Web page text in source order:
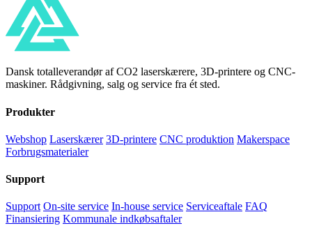
Dansk totalleverandør af CO2 laserskærere, 3D-printere og CNC-
maskiner. Rådgivning, salg og service fra ét sted.
Produkter
Webshop Laserskærer 3D-printere CNC produktion Makerspace
Forbrugsmaterialer
Support
Support On-site service In-house service Serviceaftale FAQ
Finansiering Kommunale indkøbsaftaler